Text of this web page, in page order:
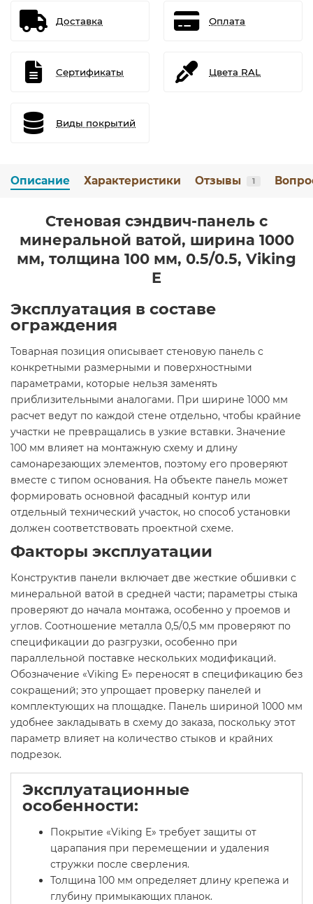
Доставка Оплата
Сертификаты Цвета RAL
Виды покрытий
Описание Характеристики Отзывы 1
Стеновая сэндвич-панель с
минеральной ватой, ширина 1000
мм, толщина 100 мм, 0.5/0.5, Viking
E
Эксплуатация в составе
ограждения
Товарная позиция описывает стеновую панель с
конкретными размерными и поверхностными
параметрами, которые нельзя заменять
приблизительными аналогами. При ширине 1000 мм
расчет ведут по каждой стене отдельно, чтобы крайние
участки не превращались в узкие вставки. Значение
100 мм влияет на монтажную схему и длину
самонарезающих элементов, поэтому его проверяют
вместе с типом основания. На объекте панель может
формировать основной фасадный контур или
отдельный технический участок, но способ установки
должен соответствовать проектной схеме.
Факторы эксплуатации
Конструктив панели включает две жесткие обшивки с
минеральной ватой в средней части; параметры стыка
проверяют до начала монтажа, особенно у проемов и
углов. Соотношение металла 0,5/0,5 мм проверяют по
спецификации до разгрузки, особенно при
параллельной поставке нескольких модификаций.
Обозначение «Viking E» переносят в спецификацию без
сокращений; это упрощает проверку панелей и
комплектующих на площадке. Панель шириной 1000 мм
удобнее закладывать в схему до заказа, поскольку этот
параметр влияет на количество стыков и крайних
подрезок.
Эксплуатационные
особенности:
Покрытие «Viking E» требует защиты от
царапания при перемещении и удаления
стружки после сверления.
Толщина 100 мм определяет длину крепежа и
глубину примыкающих планок.